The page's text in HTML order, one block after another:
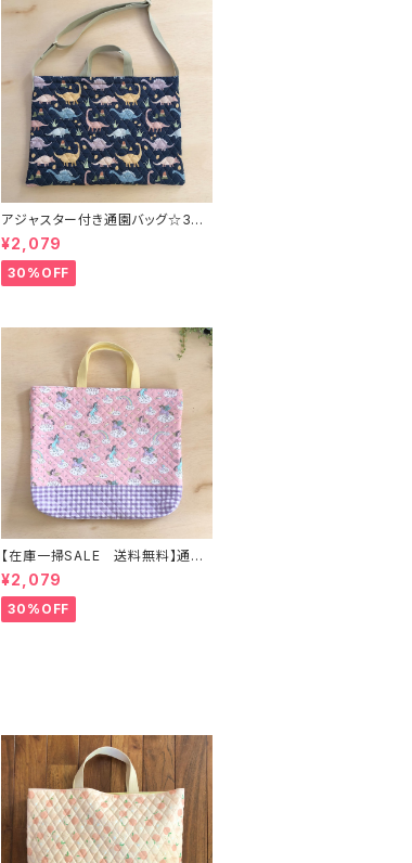
アジャスター付き通園バッグ☆30×
43cm 【恐竜柄】 ★B. 13 男の
子 キルティング 絵本バッグ ダ
イナソー ｜通園通学用のかわい
い巾着袋や入園オーダーHoshizo
¥2,079
30%OFF
【在庫一掃SALE 送料無料】通園
バッグ☆32×43マチ6cm☆ピンク
【ペガサス柄】★TB.38 幼稚園バッ
グ トートバッグ キルティング
レッスンバッグ ユニコーン ゆめ
¥2,079
30%OFF